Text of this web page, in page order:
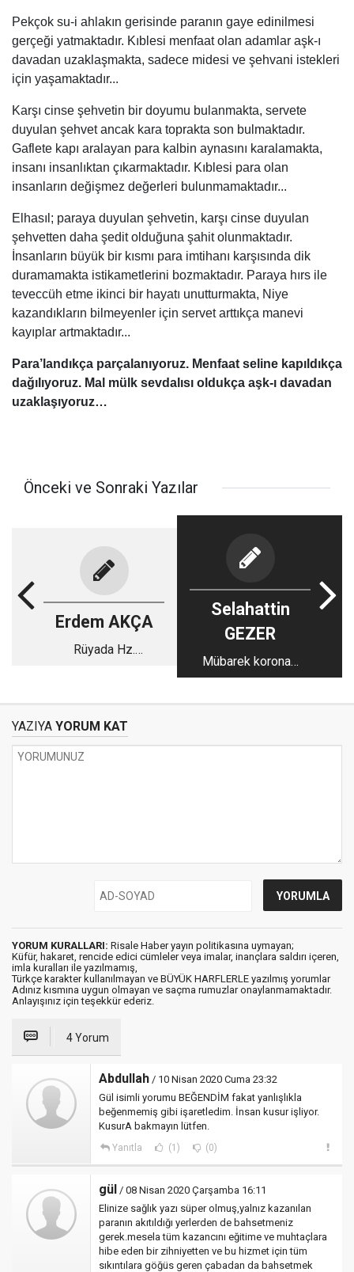
Pekçok su-i ahlakın gerisinde paranın gaye edinilmesi
gerçeği yatmaktadır. Kıblesi menfaat olan adamlar aşk-ı
davadan uzaklaşmakta, sadece midesi ve şehvani istekleri
için yaşamaktadır...
Karşı cinse şehvetin bir doyumu bulanmakta, servete
duyulan şehvet ancak kara toprakta son bulmaktadır.
Gaflete kapı aralayan para kalbin aynasını karalamakta,
insanı insanlıktan çıkarmaktadır. Kıblesi para olan
insanların değişmez değerleri bulunmamaktadır...
Elhasıl; paraya duyulan şehvetin, karşı cinse duyulan
şehvetten daha şedit olduğuna şahit olunmaktadır.
İnsanların büyük bir kısmı para imtihanı karşısında dik
duramamakta istikametlerini bozmaktadır. Paraya hırs ile
teveccüh etme ikinci bir hayatı unutturmakta, Niye
kazandıkların bilmeyenler için servet arttıkça manevi
kayıplar artmaktadır...
Para’landıkça parçalanıyoruz. Menfaat seline kapıldıkça
dağılıyoruz. Mal mülk sevdalısı oldukça aşk-ı davadan
uzaklaşıyoruz…
Önceki ve Sonraki Yazılar
Erdem AKÇA
Rüyada Hz.
Selahattin
GEZER
Mübarek korona…
YAZIYA YORUM KAT
YORUM KURALLARI: Risale Haber yayın politikasına uymayan;
Küfür, hakaret, rencide edici cümleler veya imalar, inançlara saldırı içeren,
imla kuralları ile yazılmamış,
Türkçe karakter kullanılmayan ve BÜYÜK HARFLERLE yazılmış yorumlar
Adınız kısmına uygun olmayan ve saçma rumuzlar onaylanmamaktadır.
Anlayışınız için teşekkür ederiz.
4 Yorum
Abdullah / 10 Nisan 2020 Cuma 23:32
Gül isimli yorumu BEĞENDİM fakat yanlışlıkla
beğenmemiş gibi işaretledim. İnsan kusur işliyor.
KusurA bakmayın lütfen.
Yanıtla (1) (0)
gül / 08 Nisan 2020 Çarşamba 16:11
Elinize sağlık yazı süper olmuş,yalnız kazanılan
paranın akıtıldığı yerlerden de bahsetmeniz
gerek.mesela tüm kazancını eğitime ve muhtaçlara
hibe eden bir zihniyetten ve bu hizmet için tüm
sıkıntılara göğüs geren çabadan da bahsetmek